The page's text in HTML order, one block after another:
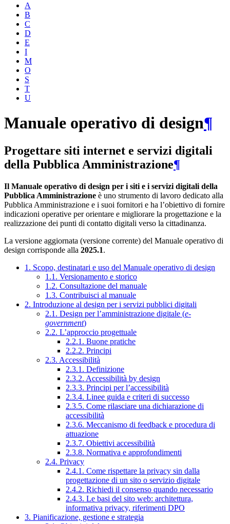
A
B
C
D
E
I
M
O
S
T
U
Manuale operativo di design¶
Progettare siti internet e servizi digitali
della Pubblica Amministrazione¶
Il Manuale operativo di design per i siti e i servizi digitali della
Pubblica Amministrazione è uno strumento di lavoro dedicato alla
Pubblica Amministrazione e i suoi fornitori e ha l’obiettivo di fornire
indicazioni operative per orientare e migliorare la progettazione e la
realizzazione dei punti di contatto digitali verso la cittadinanza.
La versione aggiornata (versione corrente) del Manuale operativo di
design corrisponde alla 2025.1.
1. Scopo, destinatari e uso del Manuale operativo di design
1.1. Versionamento e storico
1.2. Consultazione del manuale
1.3. Contribuisci al manuale
2. Introduzione al design per i servizi pubblici digitali
2.1. Design per l’amministrazione digitale (e-
government)
2.2. L’approccio progettuale
2.2.1. Buone pratiche
2.2.2. Principi
2.3. Accessibilità
2.3.1. Definizione
2.3.2. Accessibilità by design
2.3.3. Principi per l’accessibilità
2.3.4. Linee guida e criteri di successo
2.3.5. Come rilasciare una dichiarazione di
accessibilità
2.3.6. Meccanismo di feedback e procedura di
attuazione
2.3.7. Obiettivi accessibilità
2.3.8. Normativa e approfondimenti
2.4. Privacy
2.4.1. Come rispettare la privacy sin dalla
progettazione di un sito o servizio digitale
2.4.2. Richiedi il consenso quando necessario
2.4.3. Le basi del sito web: architettura,
informativa privacy, riferimenti DPO
3. Pianificazione, gestione e strategia